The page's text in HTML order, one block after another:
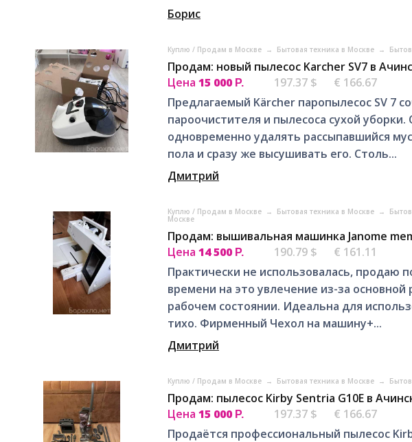
Борис
Куплю / Продам в Москве → Бытовая техника в Москве →
Продам: новый пылесос Karcher SV7 в
Цена 15 000 Р. 197.37 $
€ 166.67
Предлагаемый Kärcher паропылесос SV 7
пароочистителя и пылесоса сухой
одновременно удалять рассыпавшийся
пола и сразу же высушивать его. Столь...
Дмитрий
Куплю / Продам в Москве → Бытовая техника в Москве →
Москве
Продам: вышивальная машинка Janome
Цена 14 500 Р. 190.79 $
€ 161.11
Практически не использовалась, продаю
времени на это увлечение из-за
рабочем состоянии. Идеальна для
тихо. Фирменный Чехол на машину+...
Дмитрий
Куплю / Продам в Москве → Бытовая техника в Москве →
Продам: пылесос Kirby Sentria G10E в
Цена 15 000 Р. 197.37 $
€ 166.67
Продаётся профессиональный пылесос